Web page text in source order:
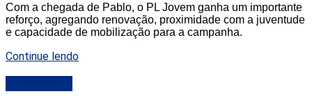
Com a chegada de Pablo, o PL Jovem ganha um importante
reforço, agregando renovação, proximidade com a juventude
e capacidade de mobilização para a campanha.
Continue lendo